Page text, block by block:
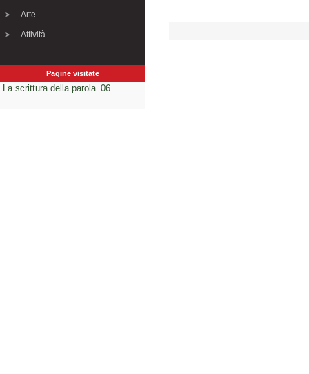
Arte
Attività
Pagine visitate
La scrittura della parola_06